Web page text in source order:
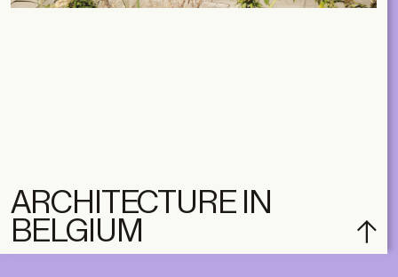
ARCHITECTURE IN
BELGIUM